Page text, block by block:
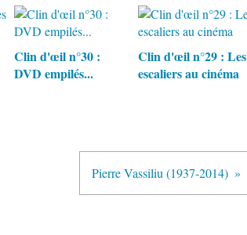
Clin d'œil n°30 :
DVD empilés...
Clin d'œil n°29 : Les
escaliers au cinéma
Pierre Vassiliu (1937-2014)